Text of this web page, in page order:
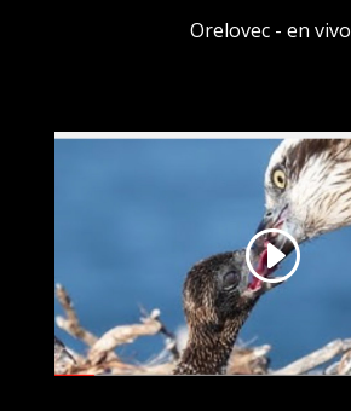
Orelovec - en vivo